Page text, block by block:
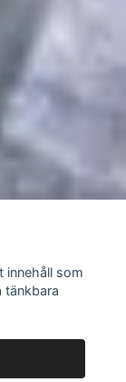
innehåll som
tänkbara